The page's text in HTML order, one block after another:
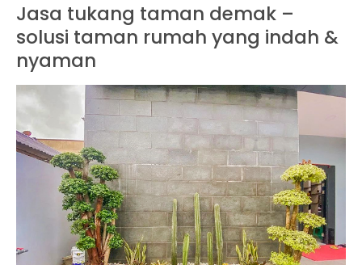
Jasa tukang taman demak –
solusi taman rumah yang indah &
nyaman